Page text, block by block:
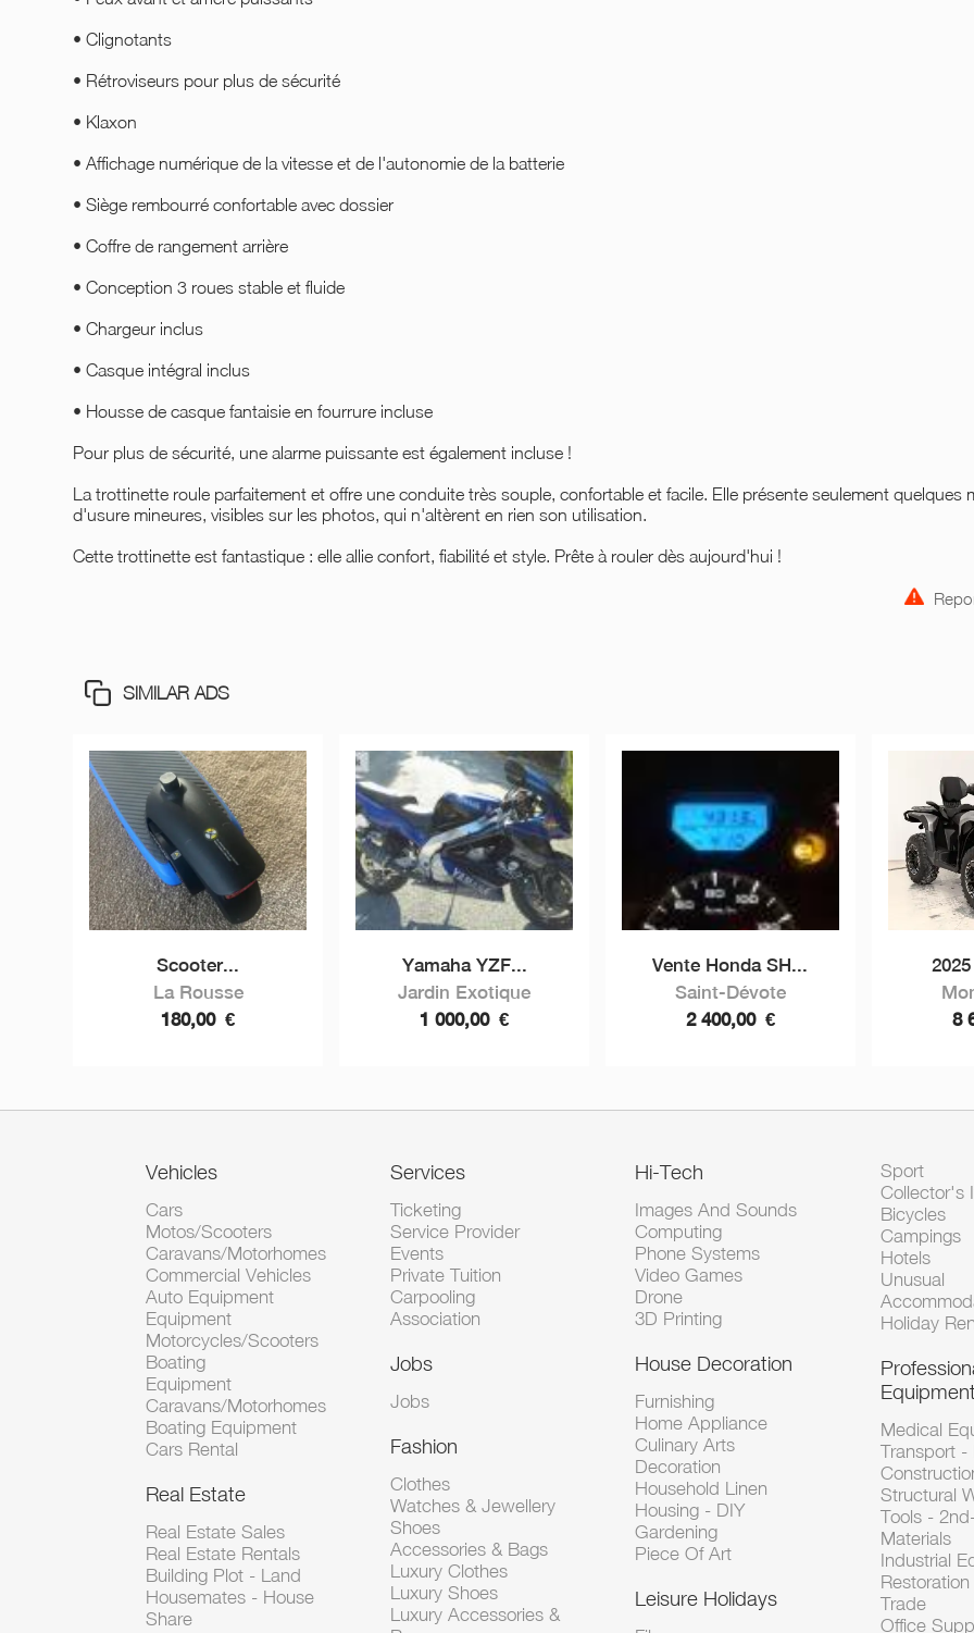
• Clignotants
• Rétroviseurs pour plus de sécurité
• Klaxon
• Affichage numérique de la vitesse et de l'autonomie de la batterie
• Siège rembourré confortable avec dossier
• Coffre de rangement arrière
• Conception 3 roues stable et fluide
• Chargeur inclus
• Casque intégral inclus
• Housse de casque fantaisie en fourrure incluse
Pour plus de sécurité, une alarme puissante est également incluse !
La trottinette roule parfaitement et offre une conduite très souple, confortable et facile. Elle présente seulement quelques
d'usure mineures, visibles sur les photos, qui n'altèrent en rien son utilisation.
Cette trottinette est fantastique : elle allie confort, fiabilité et style. Prête à rouler dès aujourd'hui !
SIMILAR ADS
Scooter...
La Rousse
180,00 €
Yamaha YZF...
Jardin Exotique
1 000,00 €
Vente Honda SH...
Saint-Dévote
2 400,00 €
8
Vehicles
Cars
Motos/Scooters
Caravans/Motorhomes
Commercial Vehicles
Auto Equipment
Equipment
Motorcycles/Scooters
Boating
Equipment
Caravans/Motorhomes
Boating Equipment
Cars Rental
Real Estate
Real Estate Sales
Real Estate Rentals
Building Plot - Land
Housemates - House
Share
Services
Ticketing
Service Provider
Events
Private Tuition
Carpooling
Association
Jobs
Jobs
Fashion
Clothes
Watches & Jewellery
Shoes
Accessories & Bags
Luxury Clothes
Luxury Shoes
Luxury Accessories &
Hi-Tech
Images And Sounds
Computing
Phone Systems
Video Games
Drone
3D Printing
House Decoration
Furnishing
Home Appliance
Culinary Arts
Decoration
Household Linen
Housing - DIY
Gardening
Piece Of Art
Leisure Holidays
Sport
Collector's
Bicycles
Campings
Hotels
Unusual
Holiday
Equipment
Medical
Transport -
Structural
Tools -
Materials
Industrial
Trade
Office